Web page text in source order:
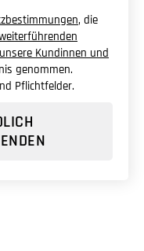
, die
Kundinnen und
genommen.
Pflichtfelder.